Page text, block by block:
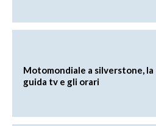
Motomondiale a silverstone, la
guida tv e gli orari